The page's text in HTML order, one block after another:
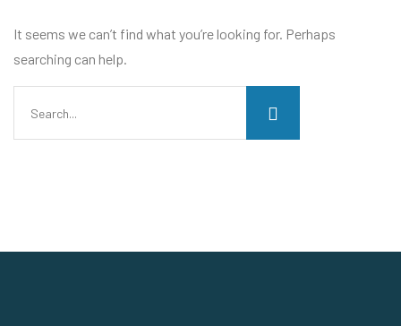
It seems we can’t find what you’re looking for. Perhaps
searching can help.